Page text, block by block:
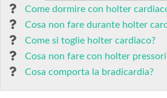
Come dormire con holter
Cosa non fare durante holter
Come si toglie holter cardiaco?
Cosa non fare con holter
Cosa comporta la bradicardia?